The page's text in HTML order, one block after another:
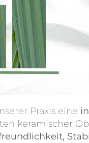
Praxis eine
keramischer